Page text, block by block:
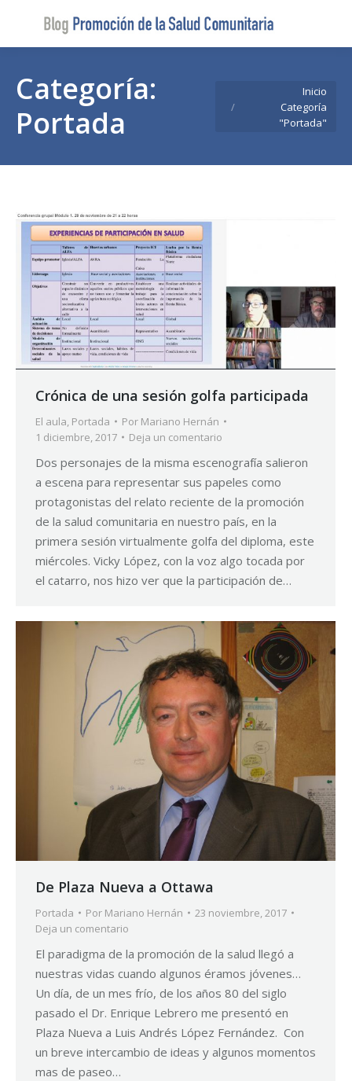
Categoría:
Portada
Inicio
Categoría
"Portada"
Crónica de una sesión golfa participada
El aula, Portada Por Mariano Hernán
1 diciembre, 2017
Deja un comentario
Dos personajes de la misma escenografía salieron
a escena para representar sus papeles como
protagonistas del relato reciente de la promoción
de la salud comunitaria en nuestro país, en la
primera sesión virtualmente golfa del diploma, este
miércoles. Vicky López, con la voz algo tocada por
el catarro, nos hizo ver que la participación de…
De Plaza Nueva a Ottawa
Portada Por Mariano Hernán
23 noviembre, 2017
Deja un comentario
El paradigma de la promoción de la salud llegó a
nuestras vidas cuando algunos éramos jóvenes…
Un día, de un mes frío, de los años 80 del siglo
pasado el Dr. Enrique Lebrero me presentó en
Plaza Nueva a Luis Andrés López Fernández. Con
un breve intercambio de ideas y algunos momentos
mas de paseo…